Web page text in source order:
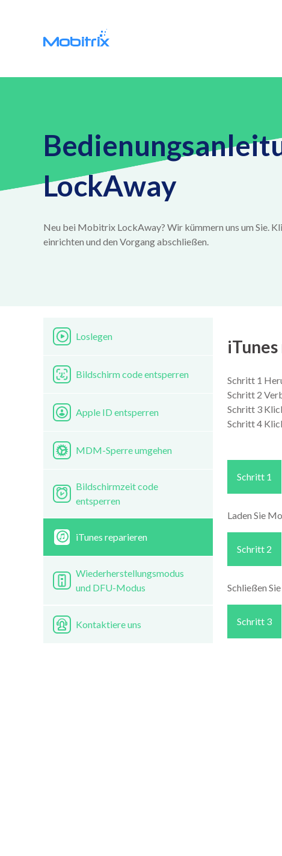
LockAway
Neu bei Mobitrix LockAway? Wir kümmern uns um Sie.
einrichten und den Vorgang abschließen.
Loslegen
Bildschirm code entsperren
Apple ID entsperren
MDM-Sperre umgehen
Bildschirmzeit code
entsperren
iTunes reparieren
Wiederherstellungsmodus
und DFU-Modus
Kontaktiere uns
Schritt 1
Schritt 2
Schritt 3
Schritt 4
Schritt 1
Laden Sie
Schritt 2
Schließen
Schritt 3